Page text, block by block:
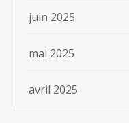
juin 2025
mai 2025
avril 2025